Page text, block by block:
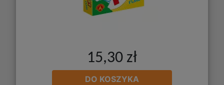
15,30 zł
DO KOSZYKA